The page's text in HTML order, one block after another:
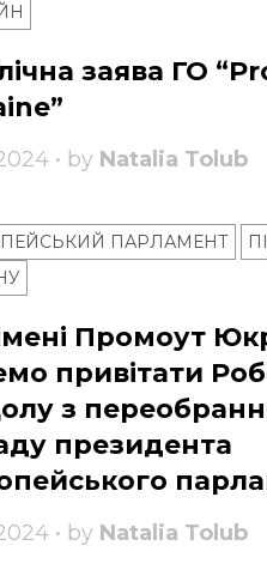
заява ГО
• by Natalia Tolub
ПАРЛАМЕНТ
Промоут
привітати
з
президента
• by Natalia Tolub